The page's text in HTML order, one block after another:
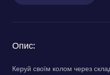
Опис:
Керуй своїм колом через